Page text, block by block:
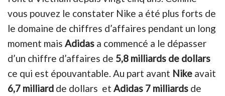
vous pouvez le constater Nike a été plus forts de
le domaine de chiffres d’affaires pendant un long
moment mais Adidas a commencé a le dépasser
d’un chiffre d’affaires de 5,8 milliards de dollars
ce qui est épouvantable. Au part avant Nike avait
6,7 milliard de dollars et Adidas 7 milliards de